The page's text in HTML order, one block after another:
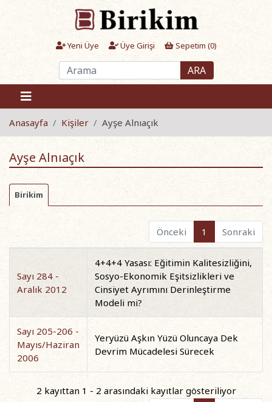
Yeni Üye Üye Girişi Sepetim (0)
ARA
Anasayfa Kişiler Ayşe Alnıaçık
Ayşe Alnıaçık
Birikim
Önceki 1 Sonraki
Sayı 284 -
Aralık 2012
4+4+4 Yasası: Eğitimin Kalitesizliğini,
Sosyo-Ekonomik Eşitsizlikleri ve
Cinsiyet Ayrımını Derinleştirme
Modeli mi?
Sayı 205-206 -
Mayıs/Haziran
2006
Yeryüzü Aşkın Yüzü Oluncaya Dek
Devrim Mücadelesi Sürecek
2 kayıttan 1 - 2 arasındaki kayıtlar gösteriliyor